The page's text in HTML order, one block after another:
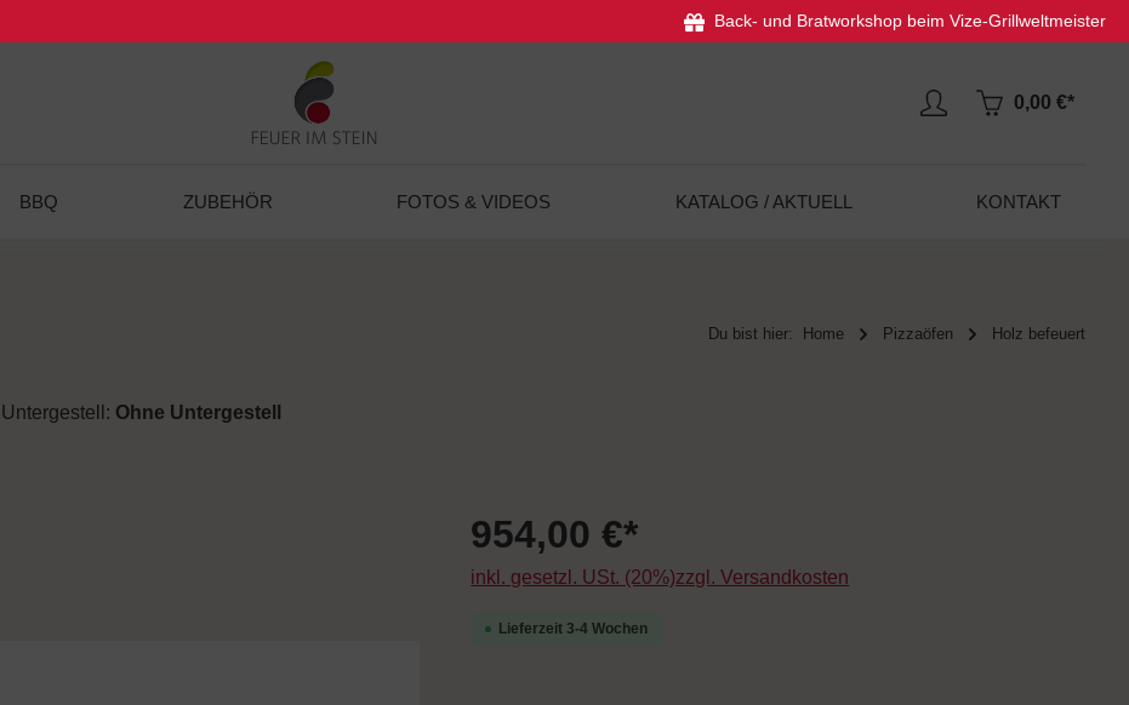
Back- und Bratworkshop beim Vize-Grillweltmeister
0,00 €*
BBQ ZUBEHÖR FOTOS & VIDEOS KATALOG / AKTUELL KONTAKT
Du bist hier: Home Pizzaöfen Holz befeuert
| Untergestell: Ohne Untergestell
954,00 €*
inkl. gesetzl. USt. (20%)zzgl. Versandkosten
Lieferzeit 3-4 Wochen